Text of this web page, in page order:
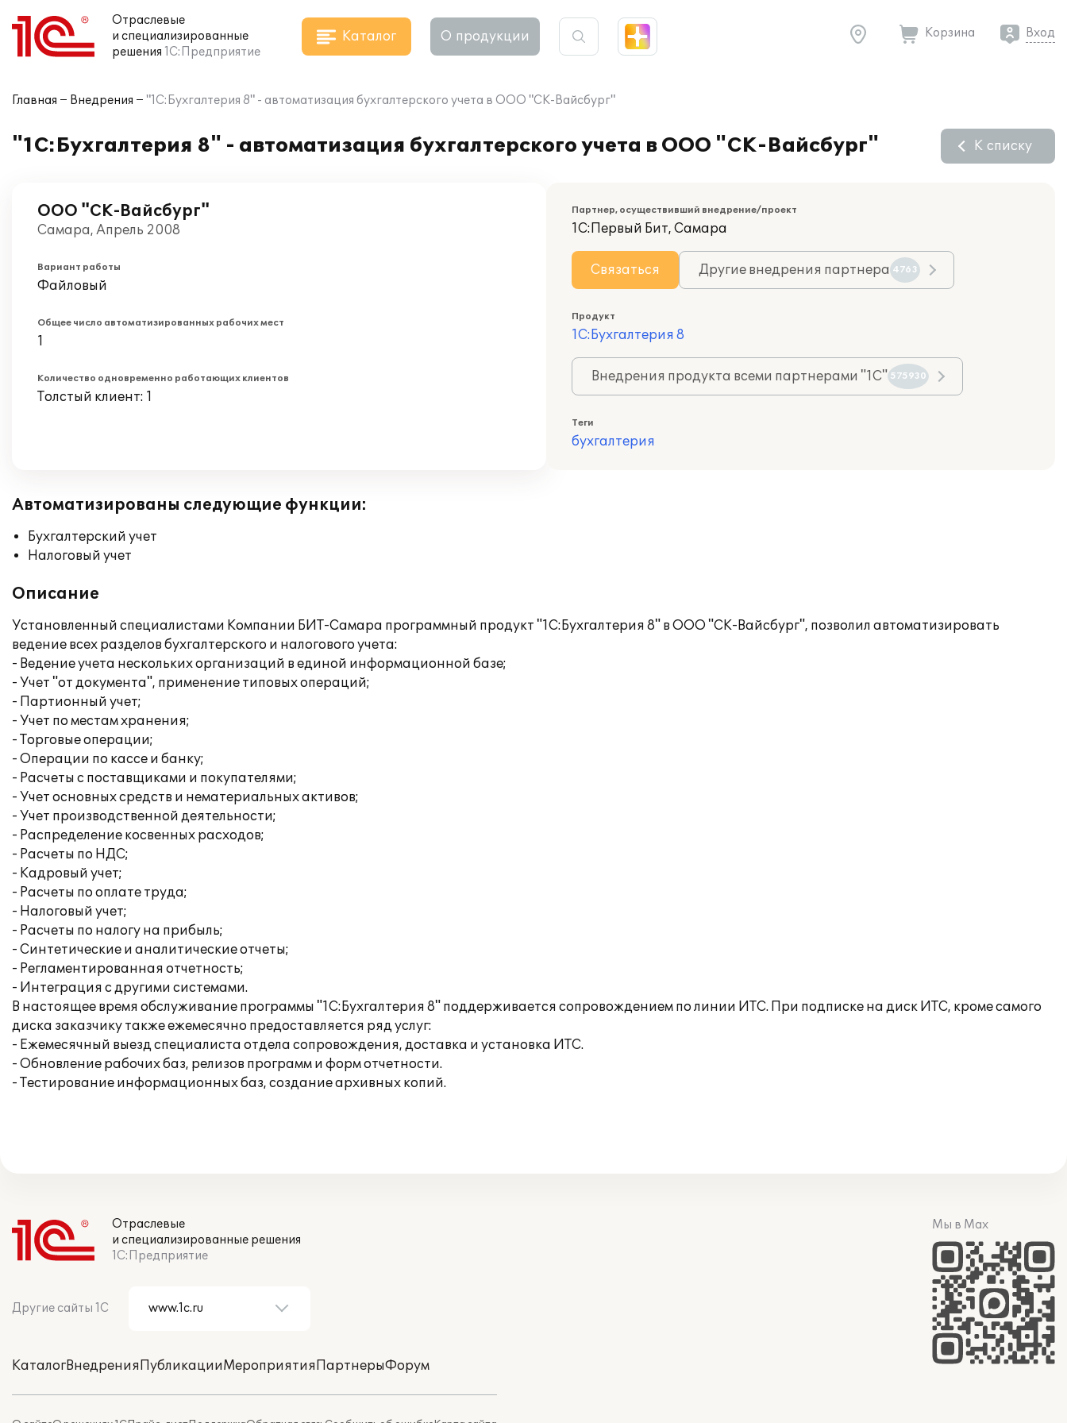
Отраслевые
и специализированные
решения 1С:Предприятие
Каталог О продукции Корзина Вход
Главная Внедрения "1С:Бухгалтерия 8" - автоматизация бухгалтерского учета в ООО "СК-Вайсбург"
"1С:Бухгалтерия 8" - автоматизация бухгалтерского учета в ООО "СК-Вайсбург" К списку
ООО "СК-Вайсбург"
Самара, Апрель 2008
Вариант работы
Файловый
Общее число автоматизированных рабочих мест
1
Количество одновременно работающих клиентов
Толстый клиент: 1
Партнер, осуществивший внедрение/проект
1С:Первый Бит, Самара
Связаться Другие внедрения партнера 4763
Продукт
1С:Бухгалтерия 8
Внедрения продукта всеми партнерами "1С" 575930
Теги
бухгалтерия
Автоматизированы следующие функции:
Бухгалтерский учет
Налоговый учет
Описание
Установленный специалистами Компании БИТ-Самара программный продукт "1С:Бухгалтерия 8" в ООО "СК-Вайсбург", позволил автоматизировать
ведение всех разделов бухгалтерского и налогового учета:
- Ведение учета нескольких организаций в единой информационной базе;
- Учет "от документа", применение типовых операций;
- Партионный учет;
- Учет по местам хранения;
- Торговые операции;
- Операции по кассе и банку;
- Расчеты с поставщиками и покупателями;
- Учет основных средств и нематериальных активов;
- Учет производственной деятельности;
- Распределение косвенных расходов;
- Расчеты по НДС;
- Кадровый учет;
- Расчеты по оплате труда;
- Налоговый учет;
- Расчеты по налогу на прибыль;
- Синтетические и аналитические отчеты;
- Регламентированная отчетность;
- Интеграция с другими системами.
В настоящее время обслуживание программы "1С:Бухгалтерия 8" поддерживается сопровождением по линии ИТС. При подписке на диск ИТС, кроме самого
диска заказчику также ежемесячно предоставляется ряд услуг:
- Ежемесячный выезд специалиста отдела сопровождения, доставка и установка ИТС.
- Обновление рабочих баз, релизов программ и форм отчетности.
- Тестирование информационных баз, создание архивных копий.
Отраслевые
и специализированные решения
1С:Предприятие
Другие сайты 1С
КаталогВнедренияПубликацииМероприятияПартнерыФорум
Мы в Max